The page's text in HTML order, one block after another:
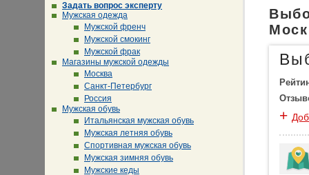
Задать вопрос эксперту
Мужская одежда
Мужской френч
Мужской смокинг
Мужской фрак
Магазины мужской одежды
Москва
Санкт-Петербург
Россия
Мужская обувь
Итальянская мужская обувь
Мужская летняя обувь
Спортивная мужская обувь
Мужская зимняя обувь
Мужские кеды
+